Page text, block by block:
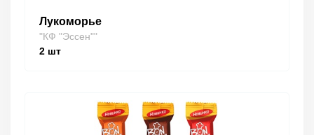
Лукоморье
"КФ "Эссен""
2 шт